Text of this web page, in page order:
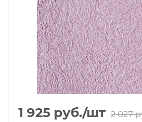
1 925 руб./шт 2 027